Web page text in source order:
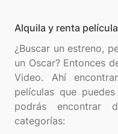
Alquila y renta
¿Buscar un estreno,
un Oscar? Entonces
Video. Ahí
películas que
podrás encontrar
categorías: